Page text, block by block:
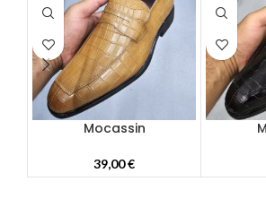
Mocassin
39,00€